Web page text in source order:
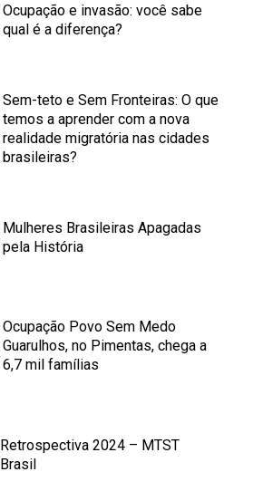
Ocupação e invasão: você sabe
qual é a diferença?
Sem-teto e Sem Fronteiras: O que
temos a aprender com a nova
realidade migratória nas cidades
brasileiras?
Mulheres Brasileiras Apagadas
pela História
Ocupação Povo Sem Medo
Guarulhos, no Pimentas, chega a
6,7 mil famílias
Retrospectiva 2024 – MTST
Brasil